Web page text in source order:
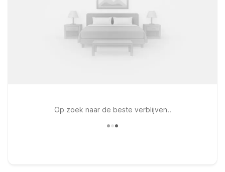
Op zoek naar de beste verblijven..